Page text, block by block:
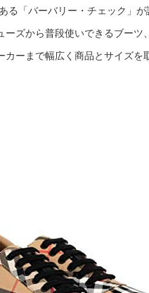
る「バーバリー・チェック」
ーズから普段使いできるブーツ
ーまで幅広く商品とサイズを